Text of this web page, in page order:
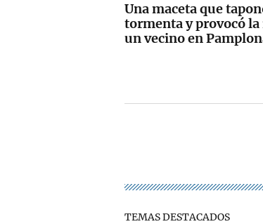
Una maceta que
tormenta y provocó
un vecino en
TEMAS DESTACADOS